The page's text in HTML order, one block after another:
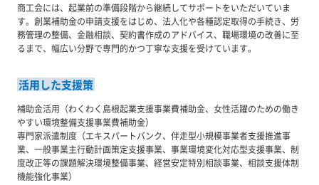
商工会には、起業前の準備段階から継続してサポートをいただいていま
す。創業補助金の申請支援をはじめ、法人化や各種認定取得の手続き、労
務管理の整備、金融相談、契約書作成のアドバイス、職場環境の改善に至
るまで、幅広い分野で専門的かつ丁寧な支援を受けています。
活用した支援策
補助金活用（わくわく島根起業支援事業費補助金、女性活躍のための働き
やすい環境整備支援事業費補助金）
専門家派遣制度（エキスパートバンク、伴走型小規模事業者支援推進事
業、一般事業主行動計画策定支援事業、事業環境変化対応型支援事業、制
度改正等の課題解決環境整備事業、経営安定特別相談事業、相談支援体制
機能強化事業）